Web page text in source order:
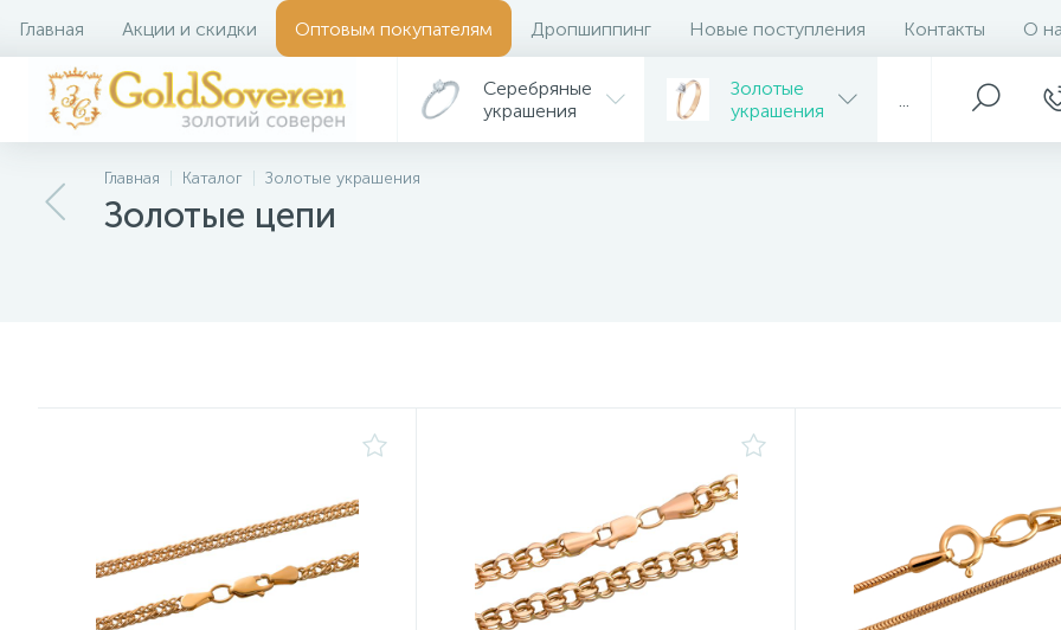
Главная Акции и скидки Оптовым покупателям Дропшиппинг Новые поступления Контакты О
Серебряные
украшения
Золотые
украшения
Главная Каталог Золотые украшения
Золотые цепи